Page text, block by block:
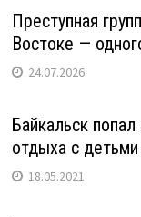
Преступная
Востоке —
24.07.2026
Байкальск
отдыха с
18.05.2021